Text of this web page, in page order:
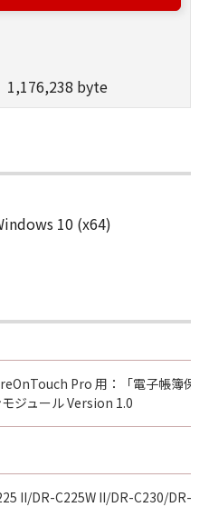
byte
10 (x64)
Pro 用：「電子帳簿保
ジュール Version 1.0
II/DR-C225W II/DR-C230/DR-